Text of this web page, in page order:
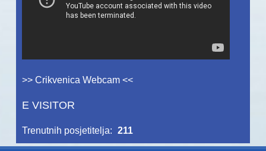
>> Crikvenica Webcam <<
E VISITOR
Trenutnih posjetitelja: 211